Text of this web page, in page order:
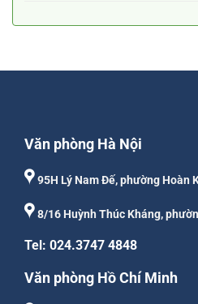
Văn phòng Hà Nội
95H Lý Nam Đế, phường Hoàn
8/16 Huỳnh Thúc Kháng,
Tel: 024.3747 4848
Văn phòng Hồ Chí Minh